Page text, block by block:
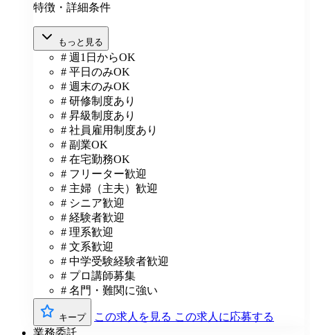
特徴・詳細条件
もっと見る
# 週1日からOK
# 平日のみOK
# 週末のみOK
# 研修制度あり
# 昇級制度あり
# 社員雇用制度あり
# 副業OK
# 在宅勤務OK
# フリーター歓迎
# 主婦（主夫）歓迎
# シニア歓迎
# 経験者歓迎
# 理系歓迎
# 文系歓迎
# 中学受験経験者歓迎
# プロ講師募集
# 名門・難関に強い
キープ この求人を見る この求人に応募する
業務委託